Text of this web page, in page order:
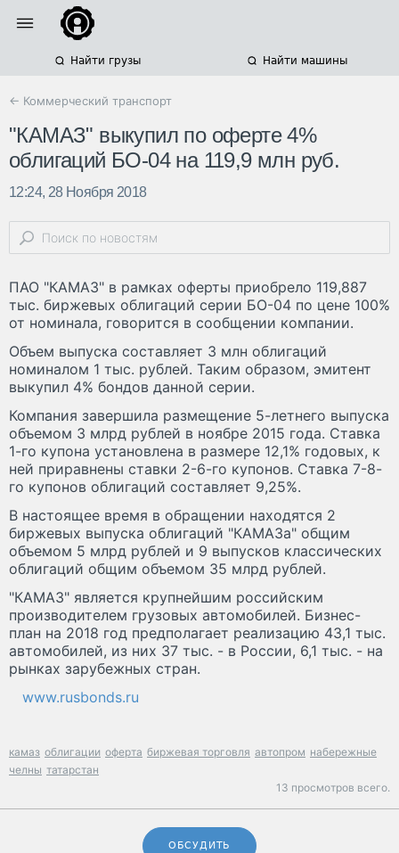
Найти грузы Найти машины
← Коммерческий транспорт
"КАМАЗ" выкупил по оферте 4%
облигаций БО-04 на 119,9 млн руб.
12:24, 28 Ноября 2018
ПАО "КАМАЗ" в рамках оферты приобрело 119,887
тыс. биржевых облигаций серии БО-04 по цене 100%
от номинала, говорится в сообщении компании.
Объем выпуска составляет 3 млн облигаций
номиналом 1 тыс. рублей. Таким образом, эмитент
выкупил 4% бондов данной серии.
Компания завершила размещение 5-летнего выпуска
объемом 3 млрд рублей в ноябре 2015 года. Ставка
1-го купона установлена в размере 12,1% годовых, к
ней приравнены ставки 2-6-го купонов. Ставка 7-8-
го купонов облигаций составляет 9,25%.
В настоящее время в обращении находятся 2
биржевых выпуска облигаций "КАМАЗа" общим
объемом 5 млрд рублей и 9 выпусков классических
облигаций общим объемом 35 млрд рублей.
"КАМАЗ" является крупнейшим российским
производителем грузовых автомобилей. Бизнес-
план на 2018 год предполагает реализацию 43,1 тыс.
автомобилей, из них 37 тыс. - в России, 6,1 тыс. - на
рынках зарубежных стран.
www.rusbonds.ru
камаз облигации оферта биржевая торговля автопром набережные
челны татарстан
13 просмотров всего.
ОБСУДИТЬ